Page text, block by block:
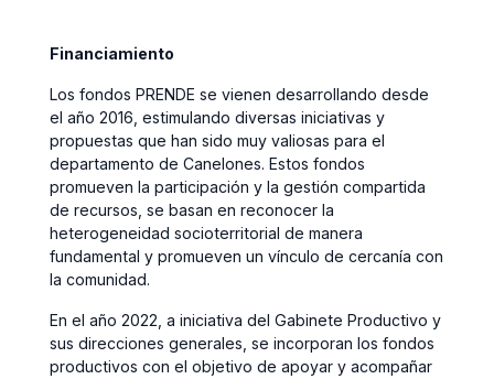
Financiamiento
Los fondos PRENDE se vienen desarrollando desde
el año 2016, estimulando diversas iniciativas y
propuestas que han sido muy valiosas para el
departamento de Canelones. Estos fondos
promueven la participación y la gestión compartida
de recursos, se basan en reconocer la
heterogeneidad socioterritorial de manera
fundamental y promueven un vínculo de cercanía con
la comunidad.
En el año 2022, a iniciativa del Gabinete Productivo y
sus direcciones generales, se incorporan los fondos
productivos con el objetivo de apoyar y acompañar